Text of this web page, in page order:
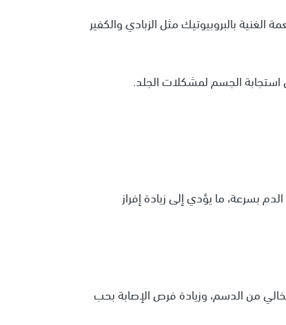
بالبروبيوتيك مثل الزبادي والكفير
استجابة الجسم لمشكلات الجلد.
بسرعة، ما يؤدي إلى زيادة إفراز
من الدسم، وزيادة فرص الإصابة بحب